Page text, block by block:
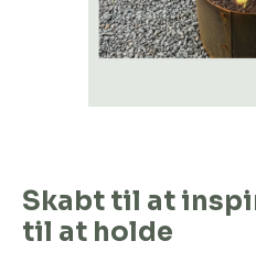
Skabt til at
til at holde